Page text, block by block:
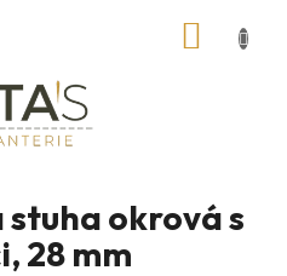
okrová s
28 mm